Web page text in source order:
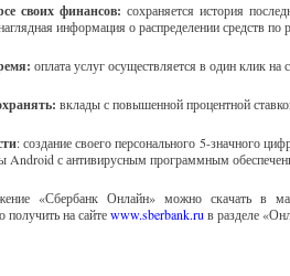
своих финансов: сохраняется история
информация о распределении средств
оплата услуг осуществляется в один клик
вклады с повышенной процентной
: создание своего персонального 5-значного
Android с антивирусным программным
«Сбербанк Онлайн» можно скачать в
на сайтеwww.sberbank.ruв разделе